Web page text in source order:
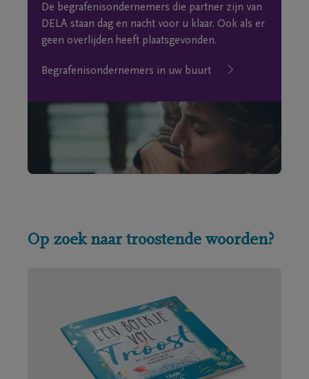
De begrafenisondernemers die partner zijn van
DELA staan dag en nacht voor u klaar. Ook als er
geen overlijden heeft plaatsgevonden.
Begrafenisondernemers in uw buurt
Op zoek naar troostende woorden?